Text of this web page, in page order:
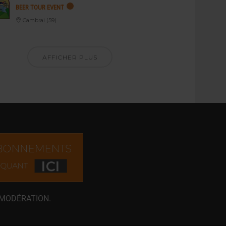
BEER TOUR EVENT
Cambrai (59)
AFFICHER PLUS